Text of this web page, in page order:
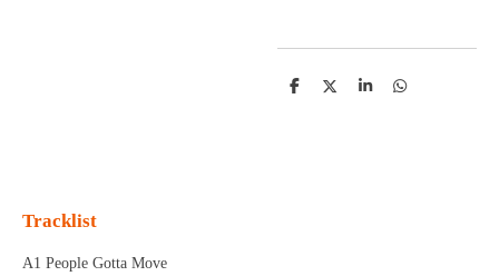
D
D
S
D
Tracklist
A1 People Gotta Move